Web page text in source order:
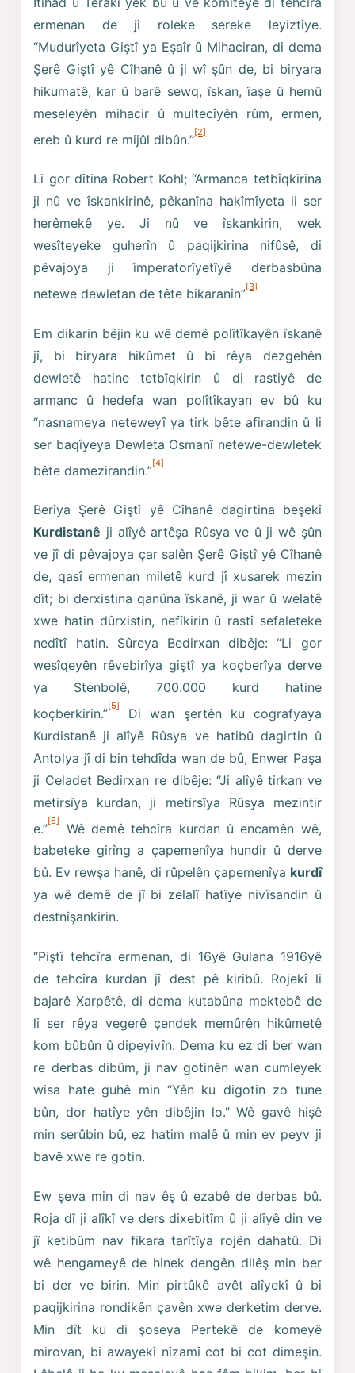
ermenan de jî roleke sereke leyiztîye.
“Mudurîyeta Giştî ya Eşaîr û Mihaciran, di dema
Şerê Giştî yê Cîhanê û ji wî şûn de, bi biryara
hikumatê, kar û barê sewq, îskan, îaşe û hemû
meseleyên mihacir û multecîyên rûm, ermen,
ereb û kurd re mijûl dibûn.”[2]
Li gor dîtina Robert Kohl; “Armanca tetbîqkirina
ji nû ve îskankirinê, pêkanîna hakîmîyeta li ser
herêmekê ye. Ji nû ve îskankirin, wek
wesîteyeke guherîn û paqijkirina nifûsê, di
pêvajoya ji împeratorîyetîyê derbasbûna
netewe dewletan de tête bikaranîn”[3]
Em dikarin bêjin ku wê demê polîtîkayên îskanê
jî, bi biryara hikûmet û bi rêya dezgehên
dewletê hatine tetbîqkirin û di rastiyê de
armanc û hedefa wan polîtîkayan ev bû ku
“nasnameya neteweyî ya tirk bête afirandin û li
ser baqîyeya Dewleta Osmanî netewe-dewletek
bête damezirandin.”[4]
Berîya Şerê Giştî yê Cîhanê dagirtina beşekî
Kurdistanê ji alîyê artêşa Rûsya ve û ji wê şûn
ve jî di pêvajoya çar salên Şerê Giştî yê Cîhanê
de, qasî ermenan miletê kurd jî xusarek mezin
dît; bi derxistina qanûna îskanê, ji war û welatê
xwe hatin dûrxistin, nefîkirin û rastî sefaleteke
nedîtî hatin. Sûreya Bedirxan dibêje: “Li gor
wesîqeyên rêvebirîya giştî ya koçberîya derve
ya Stenbolê, 700.000 kurd hatine
koçberkirin.”[5]Di wan şertên ku cografyaya
Kurdistanê ji alîyê Rûsya ve hatibû dagirtin û
Antolya jî di bin tehdîda wan de bû, Enwer Paşa
ji Celadet Bedirxan re dibêje: “Ji alîyê tirkan ve
metirsîya kurdan, ji metirsîya Rûsya mezintir
e.”[6]Wê demê tehcîra kurdan û encamên wê,
babeteke girîng a çapemenîya hundir û derve
bû. Ev rewşa hanê, di rûpelên çapemenîya kurdî
ya wê demê de jî bi zelalî hatîye nivîsandin û
destnîşankirin.
“Piştî tehcîra ermenan, di 16yê Gulana 1916yê
de tehcîra kurdan jî dest pê kiribû. Rojekî li
bajarê Xarpêtê, di dema kutabûna mektebê de
li ser rêya vegerê çendek memûrên hikûmetê
kom bûbûn û dipeyivîn. Dema ku ez di ber wan
re derbas dibûm, ji nav gotinên wan cumleyek
wisa hate guhê min “Yên ku digotin zo tune
bûn, dor hatîye yên dibêjin lo.” Wê gavê hişê
min serûbin bû, ez hatim malê û min ev peyv ji
bavê xwe re gotin.
Ew şeva min di nav êş û ezabê de derbas bû.
Roja dî ji alîkî ve ders dixebitîm û ji alîyê din ve
jî ketibûm nav fikara tarîtîya rojên dahatû. Di
wê hengameyê de hinek dengên dilêş min ber
bi der ve birin. Min pirtûkê avêt alîyekî û bi
paqijkirina rondikên çavên xwe derketim derve.
Min dît ku di şoseya Pertekê de komeyê
mirovan, bi awayekî nîzamî cot bi cot dimeşin.